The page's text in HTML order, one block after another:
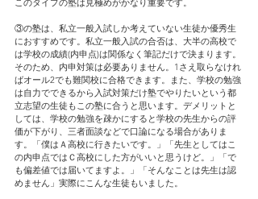
このタイプの塾は見極めがかなり重要です。
③の塾は、私立一般入試しか考えていない生徒か優秀生
におすすめです。私立一般入試の合否は、大半の高校で
は学校の成績(内申点)は関係なく筆記だけで決まります。
そのため、内申対策は必要ありません。1さえ取らなけれ
ばオール2でも難関校に合格できます。また、学校の勉強
は自力でできるから入試対策だけ塾でやりたいという都
立志望の生徒もこの塾に合うと思います。デメリットと
しては、学校の勉強を疎かにすると学校の先生からの評
価が下がり、三者面談などで口論になる場合がありま
す。「僕はＡ高校に行きたいです。」「先生としてはこ
の内申点ではＣ高校にした方がいいと思うけど。」「で
も偏差値では届いてますよ。」「そんなことは先生は認
めません」実際にこんな生徒もいました。